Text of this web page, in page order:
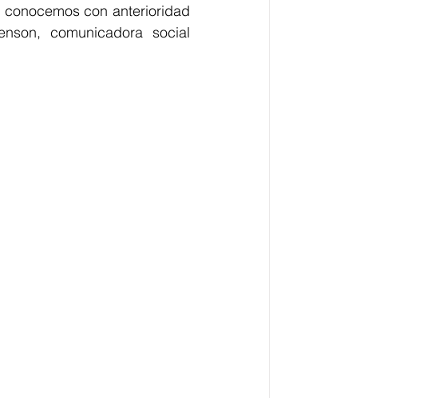
con anterioridad
comunicadora social